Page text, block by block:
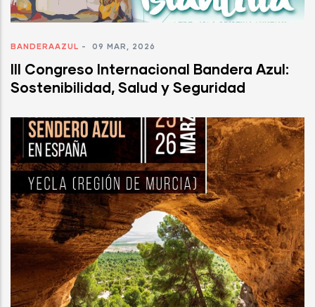
BANDERAAZUL - 09 MAR, 2026
III Congreso Internacional Bandera Azul:
Sostenibilidad, Salud y Seguridad